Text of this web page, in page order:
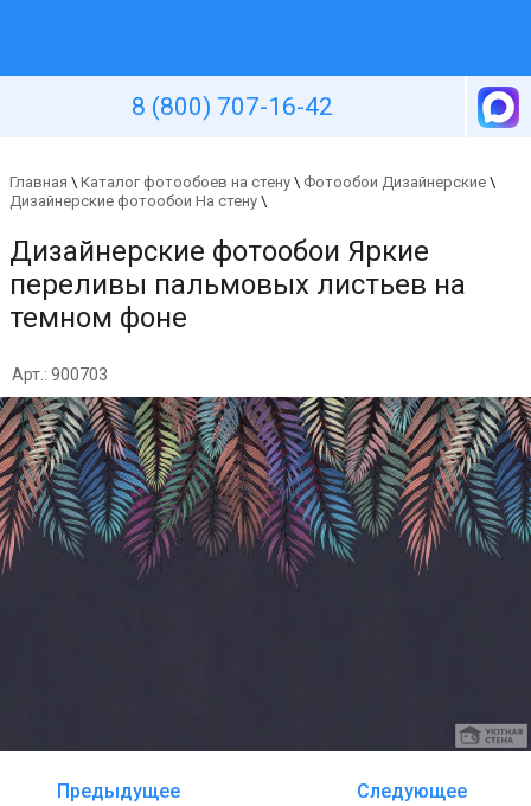
8 (800) 707-16-42
Главная \ Каталог фотообоев на стену \ Фотообои Дизайнерские \
Дизайнерские фотообои На стену \
Дизайнерские фотообои Яркие
переливы пальмовых листьев на
темном фоне
Арт.: 900703
Предыдущее
Следующее